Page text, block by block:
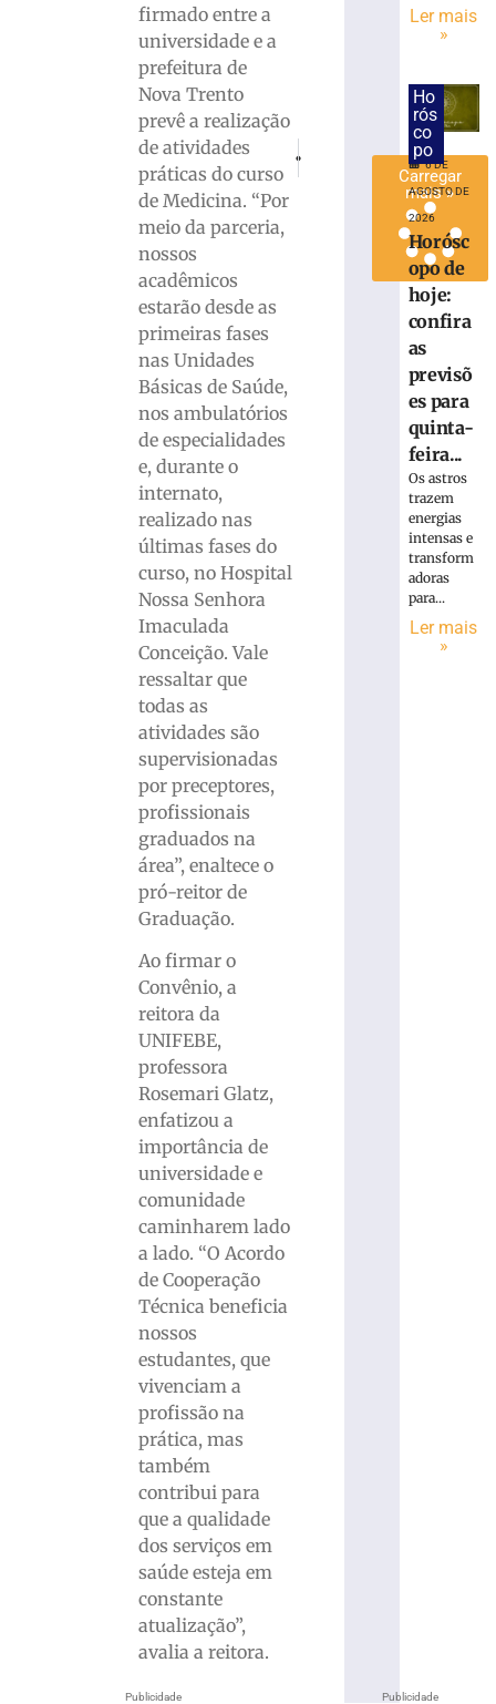
Publicidade
firmado entre a
universidade e a
prefeitura de
Nova Trento
prevê a realização
de atividades
práticas do curso
de Medicina. “Por
meio da parceria,
nossos
acadêmicos
estarão desde as
primeiras fases
nas Unidades
Básicas de Saúde,
nos ambulatórios
de especialidades
e, durante o
internato,
realizado nas
últimas fases do
curso, no Hospital
Nossa Senhora
Imaculada
Conceição. Vale
ressaltar que
todas as
atividades são
supervisionadas
por preceptores,
profissionais
graduados na
área”, enaltece o
pró-reitor de
Graduação.
Ao firmar o
Convênio, a
reitora da
UNIFEBE,
professora
Rosemari Glatz,
enfatizou a
importância de
universidade e
comunidade
caminharem lado
a lado. “O Acordo
de Cooperação
Técnica beneficia
nossos
estudantes, que
vivenciam a
profissão na
prática, mas
também
contribui para
que a qualidade
dos serviços em
saúde esteja em
constante
atualização”,
avalia a reitora.
Polícia Rodoviária Federal
Havan lança pedra fundamental para
Carregar
mais »
Publicidade
Ler mais
»
Ho
rós
co
po
6 DE
AGOSTO DE
2026
Horósc
opo de
hoje:
confira
as
previsõ
es para
quinta-
feira...
Os astros
trazem
energias
intensas e
transform
adoras
para...
Ler mais
»